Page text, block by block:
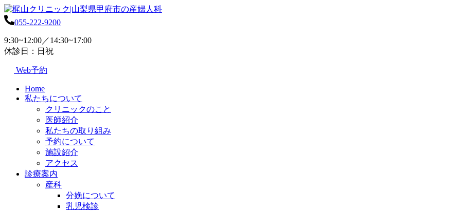
055-222-9200
9:30~12:00／14:30~17:00
休診日：日祝
Web予約
Home
私たちについて
クリニックのこと
医師紹介
私たちの取り組み
予約について
施設紹介
アクセス
診療案内
産科
分娩について
乳児検診